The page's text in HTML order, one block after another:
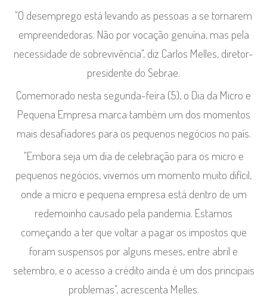
"O desemprego está levando as pessoas a se tornarem
empreendedoras. Não por vocação genuína, mas pela
necessidade de sobrevivência", diz Carlos Melles, diretor-
presidente do Sebrae.
Comemorado nesta segunda-feira (5), o Dia da Micro e
Pequena Empresa marca também um dos momentos
mais desafiadores para os pequenos negócios no país.
"Embora seja um dia de celebração para os micro e
pequenos negócios, vivemos um momento muito difícil,
onde a micro e pequena empresa está dentro de um
redemoinho causado pela pandemia. Estamos
começando a ter que voltar a pagar os impostos que
foram suspensos por alguns meses, entre abril e
setembro, e o acesso a crédito ainda é um dos principais
problemas", acrescenta Melles.